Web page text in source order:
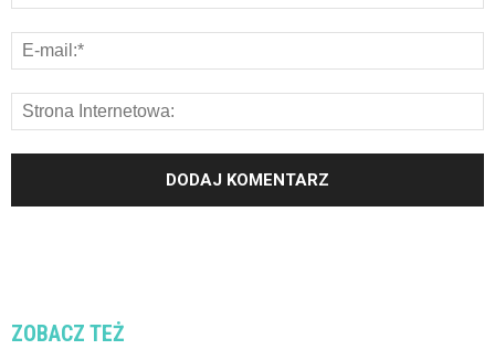
ZOBACZ TEŻ